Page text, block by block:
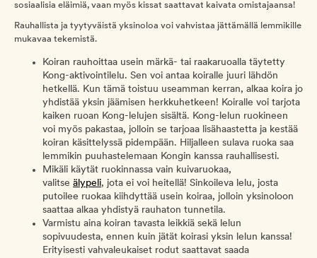
sosiaalisia eläimiä, vaan myös kissat saattavat kaivata omistajaansa!
Rauhallista ja tyytyväistä yksinoloa voi vahvistaa jättämällä lemmikille
mukavaa tekemistä.
Koiran rauhoittaa usein märkä- tai raakaruoalla täytetty
Kong-aktivointilelu. Sen voi antaa koiralle juuri lähdön
hetkellä. Kun tämä toistuu useamman kerran, alkaa koira jo
yhdistää yksin jäämisen herkkuhetkeen! Koiralle voi tarjota
kaiken ruoan Kong-lelujen sisältä. Kong-lelun ruokineen
voi myös pakastaa, jolloin se tarjoaa lisähaastetta ja kestää
koiran käsittelyssä pidempään. Hiljalleen sulava ruoka saa
lemmikin puuhastelemaan Kongin kanssa rauhallisesti.
Mikäli käytät ruokinnassa vain kuivaruokaa,
valitse älypeli, jota ei voi heitellä! Sinkoileva lelu, josta
putoilee ruokaa kiihdyttää usein koiraa, jolloin yksinoloon
saattaa alkaa yhdistyä rauhaton tunnetila.
Varmistu aina koiran tavasta leikkiä sekä lelun
sopivuudesta, ennen kuin jätät koirasi yksin lelun kanssa!
Erityisesti vahvaleukaiset rodut saattavat saada